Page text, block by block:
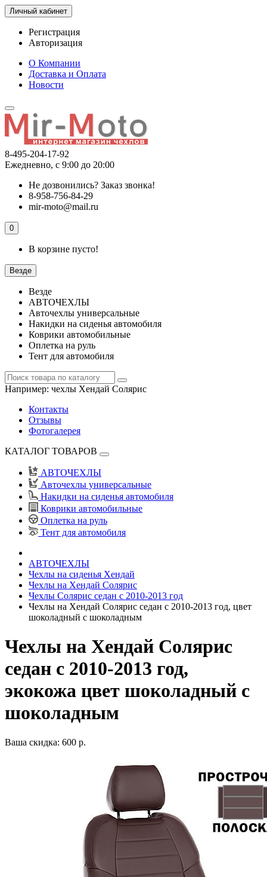
Личный кабинет
Регистрация
Авторизация
О Компании
Доставка и Оплата
Новости
8-495-204-17-92
Ежедневно, с 9:00 до 20:00
Не дозвонились? Заказ звонка!
8-958-756-84-29
mir-moto@mail.ru
0
В корзине пусто!
Везде
Везде
АВТОЧЕХЛЫ
Авточехлы универсальные
Накидки на сиденья автомобиля
Коврики автомобильные
Оплетка на руль
Тент для автомобиля
Например: чехлы Хендай Солярис
Контакты
Отзывы
Фотогалерея
КАТАЛОГ ТОВАРОВ
АВТОЧЕХЛЫ
Авточехлы универсальные
Накидки на сиденья автомобиля
Коврики автомобильные
Оплетка на руль
Тент для автомобиля
АВТОЧЕХЛЫ
Чехлы на сиденья Хендай
Чехлы на Хендай Солярис
Чехлы Солярис седан с 2010-2013 год
Чехлы на Хендай Солярис седан с 2010-2013 год, цвет
шоколадный с шоколадным
Чехлы на Хендай Солярис
седан с 2010-2013 год,
экокожа цвет шоколадный с
шоколадным
Ваша скидка: 600 р.